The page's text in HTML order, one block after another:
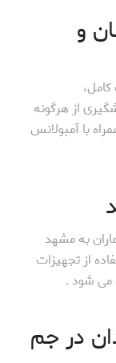
و
از هرگونه
با آمبولانس
به مشهد
از تجهیزات
در جم